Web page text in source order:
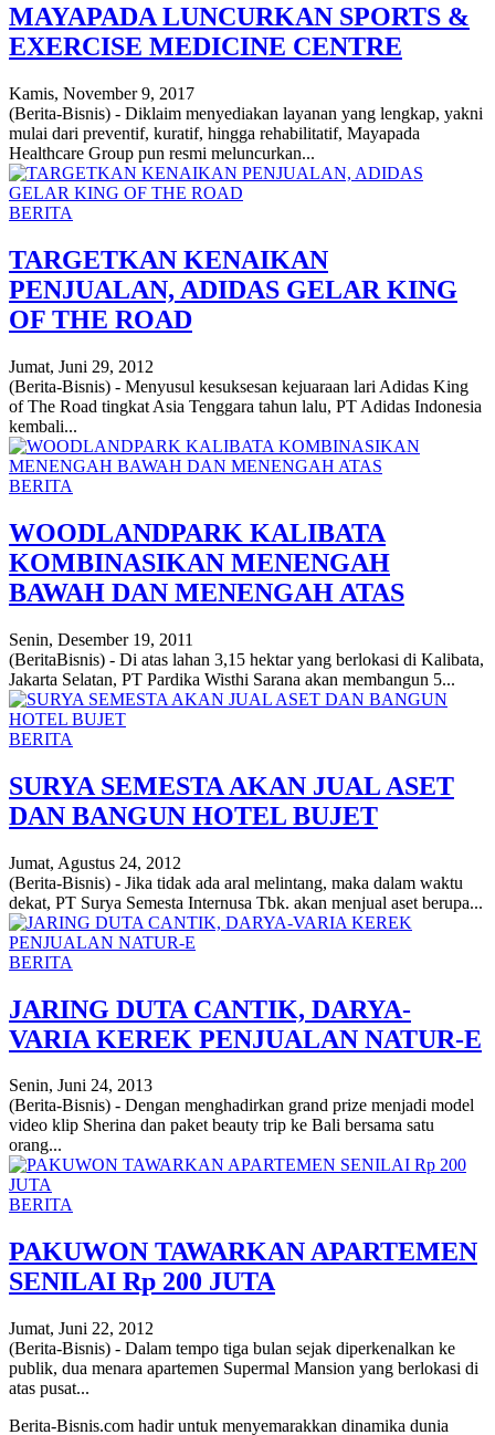
MAYAPADA LUNCURKAN SPORTS &
EXERCISE MEDICINE CENTRE
Kamis, November 9, 2017
(Berita-Bisnis) - Diklaim menyediakan layanan yang lengkap, yakni
mulai dari preventif, kuratif, hingga rehabilitatif, Mayapada
Healthcare Group pun resmi meluncurkan...
BERITA
TARGETKAN KENAIKAN
PENJUALAN, ADIDAS GELAR KING
OF THE ROAD
Jumat, Juni 29, 2012
(Berita-Bisnis) - Menyusul kesuksesan kejuaraan lari Adidas King
of The Road tingkat Asia Tenggara tahun lalu, PT Adidas Indonesia
kembali...
BERITA
WOODLANDPARK KALIBATA
KOMBINASIKAN MENENGAH
BAWAH DAN MENENGAH ATAS
Senin, Desember 19, 2011
(BeritaBisnis) - Di atas lahan 3,15 hektar yang berlokasi di Kalibata,
Jakarta Selatan, PT Pardika Wisthi Sarana akan membangun 5...
BERITA
SURYA SEMESTA AKAN JUAL ASET
DAN BANGUN HOTEL BUJET
Jumat, Agustus 24, 2012
(Berita-Bisnis) - Jika tidak ada aral melintang, maka dalam waktu
dekat, PT Surya Semesta Internusa Tbk. akan menjual aset berupa...
BERITA
JARING DUTA CANTIK, DARYA-
VARIA KEREK PENJUALAN NATUR-E
Senin, Juni 24, 2013
(Berita-Bisnis) - Dengan menghadirkan grand prize menjadi model
video klip Sherina dan paket beauty trip ke Bali bersama satu
orang...
BERITA
PAKUWON TAWARKAN APARTEMEN
SENILAI Rp 200 JUTA
Jumat, Juni 22, 2012
(Berita-Bisnis) - Dalam tempo tiga bulan sejak diperkenalkan ke
publik, dua menara apartemen Supermal Mansion yang berlokasi di
atas pusat...
Berita-Bisnis.com hadir untuk menyemarakkan dinamika dunia